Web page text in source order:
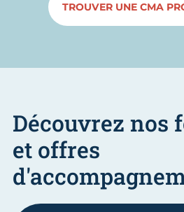
TROUVER UNE CMA
Découvrez nos
et offres